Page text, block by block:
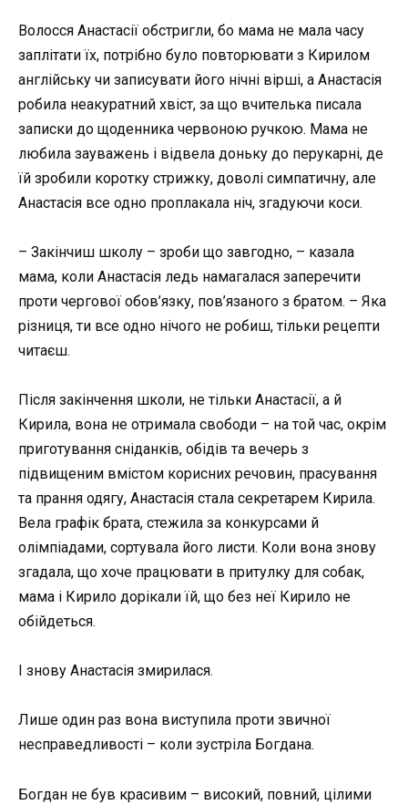
Волосся Анастасії обстригли, бо мама не мала часу
заплітати їх, потрібно було повторювати з Кирилом
англійську чи записувати його нічні вірші, а Анастасія
робила неакуратний хвіст, за що вчителька писала
записки до щоденника червоною ручкою. Мама не
любила зауважень і відвела доньку до перукарні, де
їй зробили коротку стрижку, доволі симпатичну, але
Анастасія все одно проплакала ніч, згадуючи коси.
– Закінчиш школу – зроби що завгодно, – казала
мама, коли Анастасія ледь намагалася заперечити
проти чергової обов’язку, пов’язаного з братом. – Яка
різниця, ти все одно нічого не робиш, тільки рецепти
читаєш.
Після закінчення школи, не тільки Анастасії, а й
Кирила, вона не отримала свободи – на той час, окрім
приготування сніданків, обідів та вечерь з
підвищеним вмістом корисних речовин, прасування
та прання одягу, Анастасія стала секретарем Кирила.
Вела графік брата, стежила за конкурсами й
олімпіадами, сортувала його листи. Коли вона знову
згадала, що хоче працювати в притулку для собак,
мама і Кирило дорікали їй, що без неї Кирило не
обійдеться.
І знову Анастасія змирилася.
Лише один раз вона виступила проти звичної
несправедливості – коли зустріла Богдана.
Богдан не був красивим – високий, повний, цілими